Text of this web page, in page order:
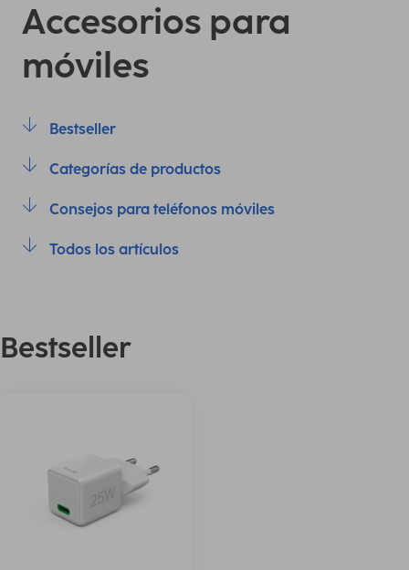
Accesorios para
móviles
Bestseller
Categorías de productos
Consejos para teléfonos móviles
Todos los artículos
Bestseller